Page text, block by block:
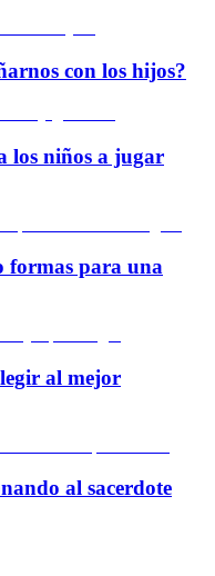
con los hijos?
los niños a jugar
formas para una
al mejor
al sacerdote